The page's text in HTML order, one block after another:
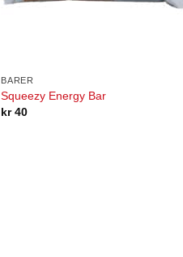
BARER
Squeezy Energy Bar
kr40